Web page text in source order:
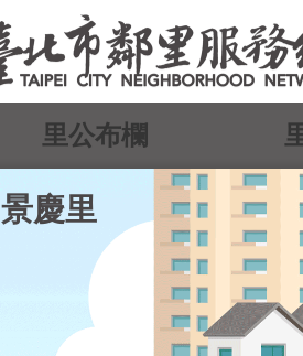
景慶里
里公布欄